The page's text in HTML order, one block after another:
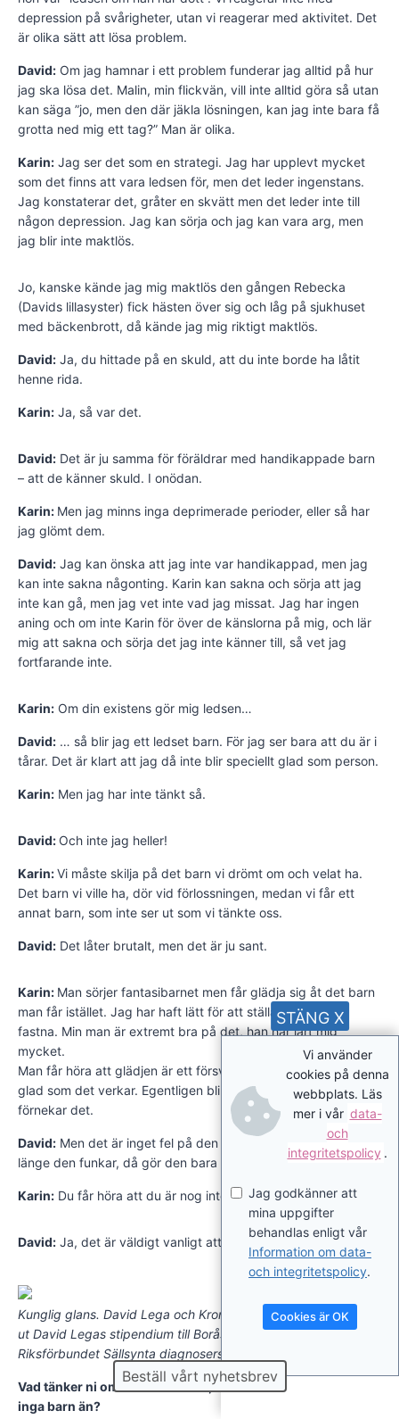
depression på svårigheter, utan vi reagerar med aktivitet. Det
är olika sätt att lösa problem.
David: Om jag hamnar i ett problem funderar jag alltid på hur
jag ska lösa det. Malin, min flickvän, vill inte alltid göra så utan
kan säga ”jo, men den där jäkla lösningen, kan jag inte bara få
grotta ned mig ett tag?” Man är olika.
Karin: Jag ser det som en strategi. Jag har upplevt mycket
som det finns att vara ledsen för, men det leder ingenstans.
Jag konstaterar det, gråter en skvätt men det leder inte till
någon depression. Jag kan sörja och jag kan vara arg, men
jag blir inte maktlös.
Jo, kanske kände jag mig maktlös den gången Rebecka
(Davids lillasyster) fick hästen över sig och låg på sjukhuset
med bäckenbrott, då kände jag mig riktigt maktlös.
David: Ja, du hittade på en skuld, att du inte borde ha låtit
henne rida.
Karin: Ja, så var det.
David: Det är ju samma för föräldrar med handikappade barn
– att de känner skuld. I onödan.
Karin: Men jag minns inga deprimerade perioder, eller så har
jag glömt dem.
David: Jag kan önska att jag inte var handikappad, men jag
kan inte sakna någonting. Karin kan sakna och sörja att jag
inte kan gå, men jag vet inte vad jag missat. Jag har ingen
aning och om inte Karin för över de känslorna på mig, och lär
mig att sakna och sörja det jag inte känner till, så vet jag
fortfarande inte.
Karin: Om din existens gör mig ledsen…
David: … så blir jag ett ledset barn. För jag ser bara att du är i
tårar. Det är klart att jag då inte blir speciellt glad som person.
Karin: Men jag har inte tänkt så.
David: Och inte jag heller!
Karin:Vi måste skilja på det barn vi drömt om och velat ha.
Det barn vi ville ha, dör vid förlossningen, medan vi får ett
annat barn, som inte ser ut som vi tänkte oss.
David: Det låter brutalt, men det är ju sant.
Karin: Man sörjer fantasibarnet men får glädja sig åt det barn
man får istället. Jag har haft lätt för att ställa om, att inte
fastna. Min man är extremt bra på det, han har lärt mig
mycket.
Man får höra att glädjen är ett försvar, att man nog inte är så
glad som det verkar. Egentligen blir man ledsen fast man
förnekar det.
David: Men det är inget fel på den försvarsmekanismen så
länge den funkar, då gör den bara sitt jobb.
Karin: Du får höra att du är nog inte ”så glad som du ser ut”…
David: Ja, det är väldigt vanligt att man får höra det.
Kunglig glans. David Lega och Kronprinsessan Victoria delar
ut David Legas stipendium till Boråstjejen Sandra Derbring på
Riksförbundet Sällsynta diagnosers konferens 2008.
Vad tänker ni om framtiden? Du, David, har flickvän men
inga barn än?
Beställ vårt nyhetsbrev
Vi använder
cookies på denna
webbplats. Läs
mer i vår data-
och
integritetspolicy .
Jag godkänner att
mina uppgifter
behandlas enligt vår
Information om data-
och integritetspolicy.
Cookies är OK
STÄNG X